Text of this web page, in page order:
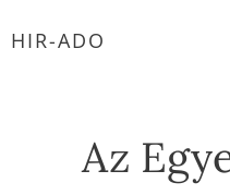
HIR-ADO
Az